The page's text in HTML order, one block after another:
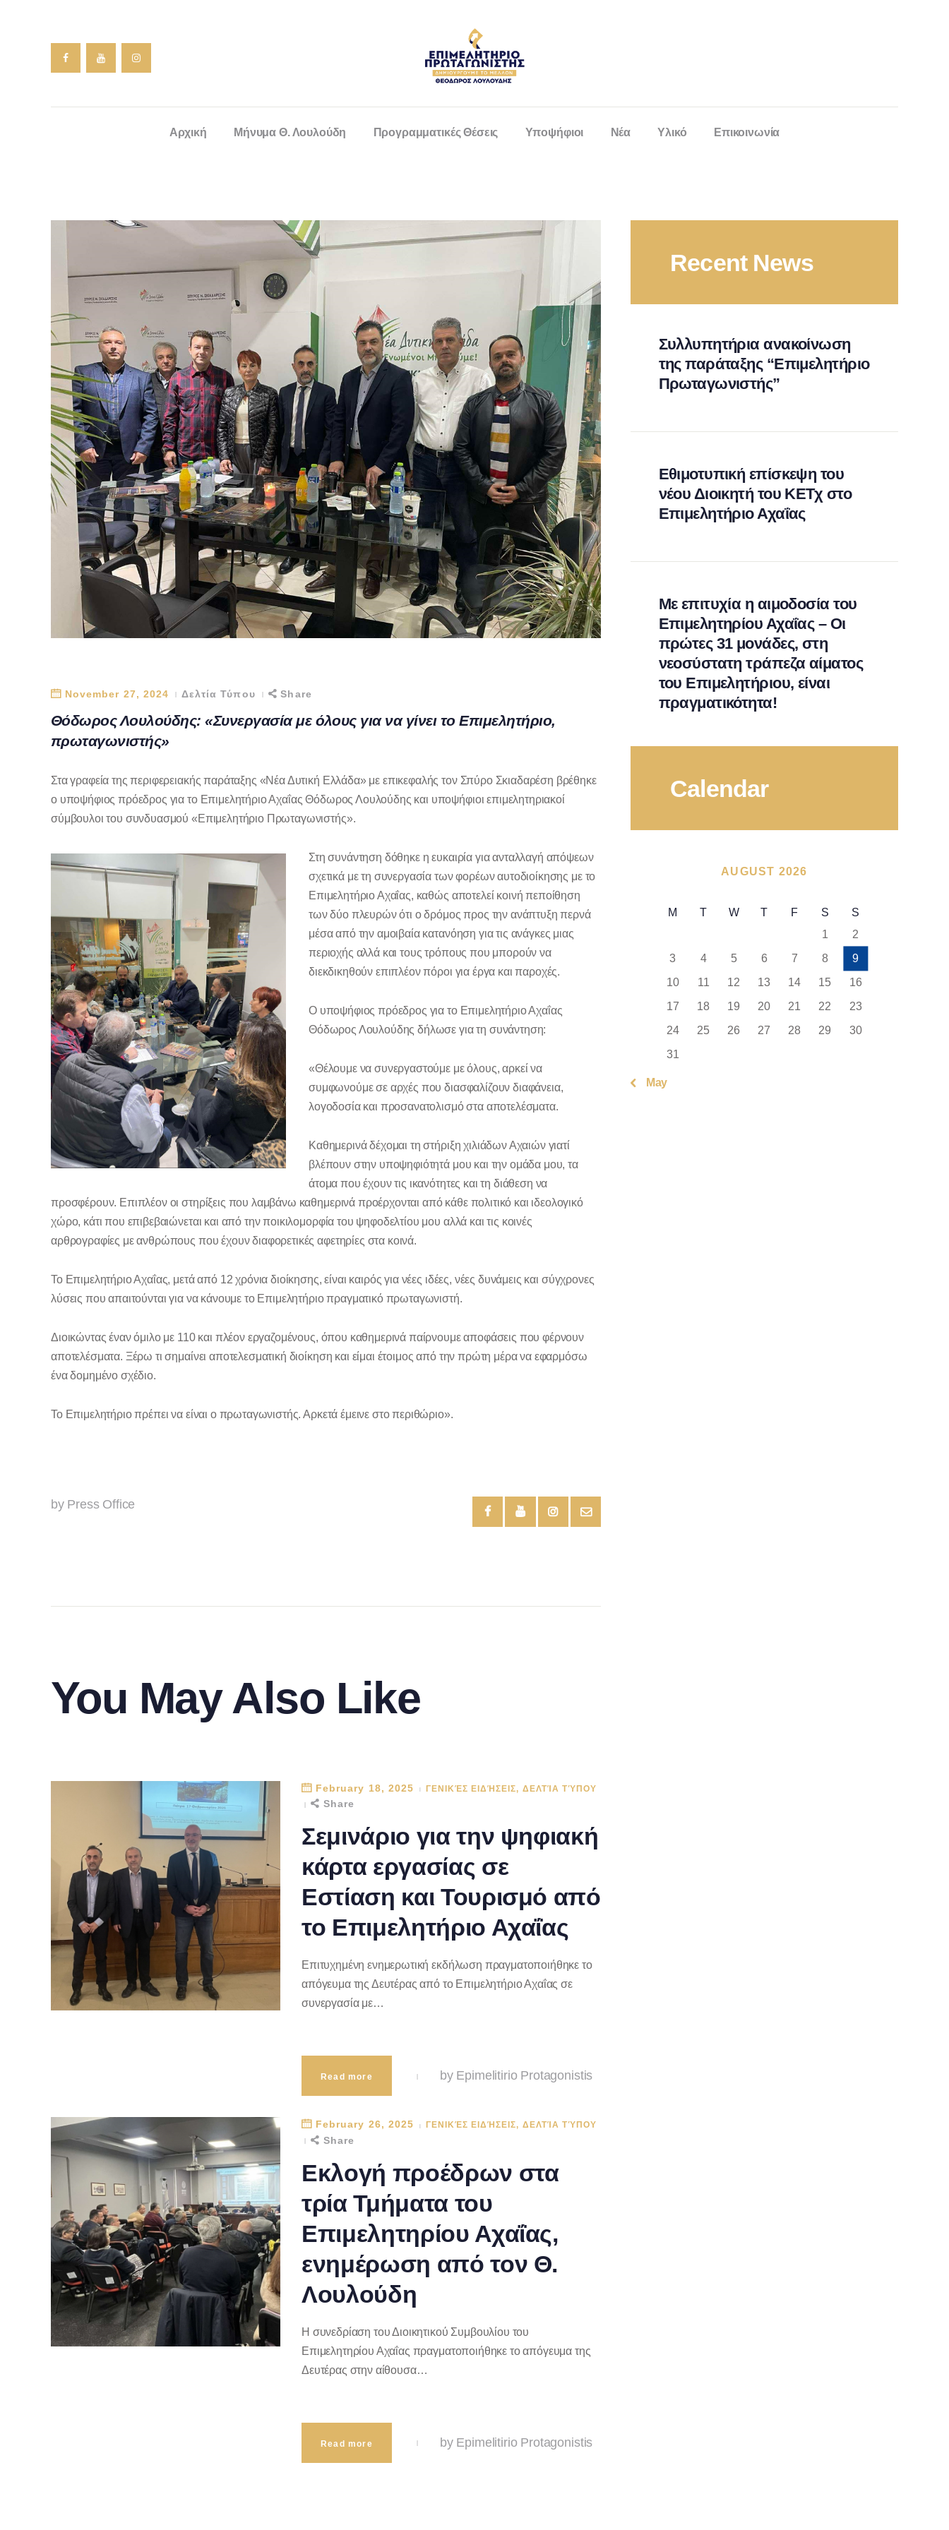
Αρχική Μήνυμα Θ. Λουλούδη Προγραμματικές Θέσεις Υποψήφιοι Νέα Υλικό Επικοινωνία
November 27, 2024 Δελτία Τύπου Share
Θόδωρος Λουλούδης: «Συνεργασία με όλους για να γίνει το Επιμελητήριο,
πρωταγωνιστής»
Στα γραφεία της περιφερειακής παράταξης «Νέα Δυτική Ελλάδα» με επικεφαλής τον Σπύρο Σκιαδαρέση βρέθηκε
ο υποψήφιος πρόεδρος για το Επιμελητήριο Αχαΐας Θόδωρος Λουλούδης και υποψήφιοι επιμελητηριακοί
σύμβουλοι του συνδυασμού «Επιμελητήριο Πρωταγωνιστής».
Στη συνάντηση δόθηκε η ευκαιρία για ανταλλαγή απόψεων
σχετικά με τη συνεργασία των φορέων αυτοδιοίκησης με το
Επιμελητήριο Αχαΐας, καθώς αποτελεί κοινή πεποίθηση
των δύο πλευρών ότι ο δρόμος προς την ανάπτυξη περνά
μέσα από την αμοιβαία κατανόηση για τις ανάγκες μιας
περιοχής αλλά και τους τρόπους που μπορούν να
διεκδικηθούν επιπλέον πόροι για έργα και παροχές.
Ο υποψήφιος πρόεδρος για το Επιμελητήριο Αχαΐας
Θόδωρος Λουλούδης δήλωσε για τη συνάντηση:
«Θέλουμε να συνεργαστούμε με όλους, αρκεί να
συμφωνούμε σε αρχές που διασφαλίζουν διαφάνεια,
λογοδοσία και προσανατολισμό στα αποτελέσματα.
Καθημερινά δέχομαι τη στήριξη χιλιάδων Αχαιών γιατί
βλέπουν στην υποψηφιότητά μου και την ομάδα μου, τα
άτομα που έχουν τις ικανότητες και τη διάθεση να
προσφέρουν. Επιπλέον οι στηρίξεις που λαμβάνω καθημερινά προέρχονται από κάθε πολιτικό και ιδεολογικό
χώρο, κάτι που επιβεβαιώνεται και από την ποικιλομορφία του ψηφοδελτίου μου αλλά και τις κοινές
αρθρογραφίες με ανθρώπους που έχουν διαφορετικές αφετηρίες στα κοινά.
Το Επιμελητήριο Αχαΐας, μετά από 12 χρόνια διοίκησης, είναι καιρός για νέες ιδέες, νέες δυνάμεις και σύγχρονες
λύσεις που απαιτούνται για να κάνουμε το Επιμελητήριο πραγματικό πρωταγωνιστή.
Διοικώντας έναν όμιλο με 110 και πλέον εργαζομένους, όπου καθημερινά παίρνουμε αποφάσεις που φέρνουν
αποτελέσματα. Ξέρω τι σημαίνει αποτελεσματική διοίκηση και είμαι έτοιμος από την πρώτη μέρα να εφαρμόσω
ένα δομημένο σχέδιο.
Το Επιμελητήριο πρέπει να είναι ο πρωταγωνιστής. Αρκετά έμεινε στο περιθώριο».
by Press Office
You May Also Like
February 18, 2025 ΓΕΝΙΚΈΣ ΕΙΔΉΣΕΙΣ, ΔΕΛΤΊΑ ΤΎΠΟΥ
Share
Σεμινάριο για την ψηφιακή
κάρτα εργασίας σε
Εστίαση και Τουρισμό από
το Επιμελητήριο Αχαΐας
Επιτυχημένη ενημερωτική εκδήλωση πραγματοποιήθηκε το
απόγευμα της Δευτέρας από το Επιμελητήριο Αχαΐας σε
συνεργασία με…
Read more by Epimelitirio Protagonistis
February 26, 2025 ΓΕΝΙΚΈΣ ΕΙΔΉΣΕΙΣ, ΔΕΛΤΊΑ ΤΎΠΟΥ
Share
Εκλογή προέδρων στα
τρία Τμήματα του
Επιμελητηρίου Αχαΐας,
ενημέρωση από τον Θ.
Λουλούδη
Η συνεδρίαση του Διοικητικού Συμβουλίου του
Επιμελητηρίου Αχαΐας πραγματοποιήθηκε το απόγευμα της
Δευτέρας στην αίθουσα…
Read more by Epimelitirio Protagonistis
Recent News
Συλλυπητήρια ανακοίνωση
της παράταξης “Επιμελητήριο
Πρωταγωνιστής”
Εθιμοτυπική επίσκεψη του
νέου Διοικητή του ΚΕΤχ στο
Επιμελητήριο Αχαΐας
Με επιτυχία η αιμοδοσία του
Επιμελητηρίου Αχαΐας – Οι
πρώτες 31 μονάδες, στη
νεοσύστατη τράπεζα αίματος
του Επιμελητήριου, είναι
πραγματικότητα!
Calendar
AUGUST 2026
M T W T F S
S
1
2
3
4 5 6 7 8
9
10
11 12 13 14 15
16
17
18 19 20 21 22
23
24
25 26 27 28 29
30
31
« May